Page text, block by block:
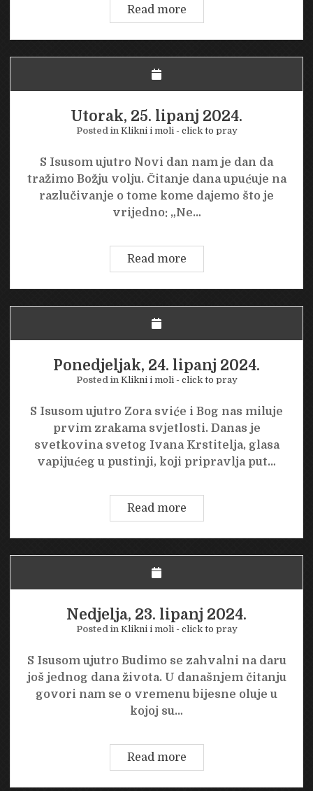
Read moreSrijeda,
26.
lipanj
2024.
Utorak, 25. lipanj 2024.
Posted in Klikni i moli - click to pray
S Isusom ujutro Novi dan nam je dan da
tražimo Božju volju. Čitanje dana upućuje na
razlučivanje o tome kome dajemo što je
vrijedno: „Ne…
Read moreUtorak,
25.
lipanj
2024.
Ponedjeljak, 24. lipanj 2024.
Posted in Klikni i moli - click to pray
S Isusom ujutro Zora sviće i Bog nas miluje
prvim zrakama svjetlosti. Danas je
svetkovina svetog Ivana Krstitelja, glasa
vapijućeg u pustinji, koji pripravlja put…
Read morePonedjeljak,
24.
lipanj
2024.
Nedjelja, 23. lipanj 2024.
Posted in Klikni i moli - click to pray
S Isusom ujutro Budimo se zahvalni na daru
još jednog dana života. U današnjem čitanju
govori nam se o vremenu bijesne oluje u
kojoj su…
Read moreNedjelja,
23.